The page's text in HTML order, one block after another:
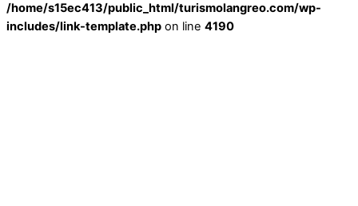
/home/s15ec413/public_html/turismolangreo.com/wp-
includes/link-template.php on line 4190